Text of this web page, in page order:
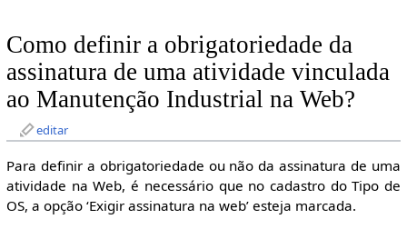
Como definir a obrigatoriedade da
assinatura de uma atividade vinculada
ao Manutenção Industrial na Web?
editar
Para definir a obrigatoriedade ou não da assinatura de uma
atividade na Web, é necessário que no cadastro do Tipo de
OS, a opção ‘Exigir assinatura na web’ esteja marcada.